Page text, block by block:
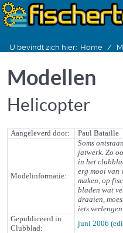
U bevindt zich hier: Home
Modellen
Helicopter
Aangeleverd door: Paul Bataille
Modelinformatie:
Soms
jatwerk. Zo
in het
erg mooi van
maken, op
bladen wat
draaien,
iets verlengen.
Gepubliceerd in
Clubblad:
juni 2006